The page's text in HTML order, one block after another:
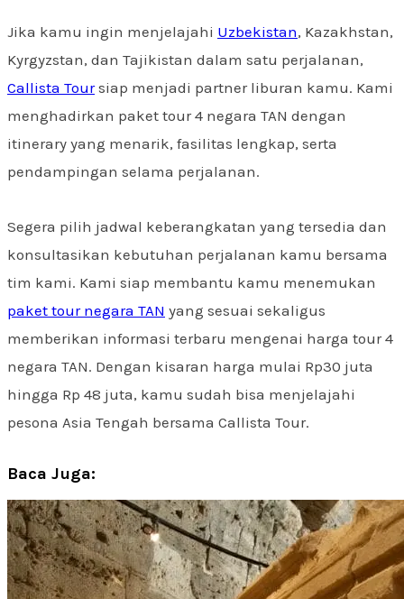
Jika kamu ingin menjelajahi Uzbekistan, Kazakhstan,
Kyrgyzstan, dan Tajikistan dalam satu perjalanan,
Callista Toursiap menjadi partner liburan kamu. Kami
menghadirkan paket tour 4 negara TAN dengan
itinerary yang menarik, fasilitas lengkap, serta
pendampingan selama perjalanan.
Segera pilih jadwal keberangkatan yang tersedia dan
konsultasikan kebutuhan perjalanan kamu bersama
tim kami. Kami siap membantu kamu menemukan
paket tour negara TAN yang sesuai sekaligus
memberikan informasi terbaru mengenai harga tour 4
negara TAN. Dengan kisaran harga mulai Rp30 juta
hingga Rp 48 juta, kamu sudah bisa menjelajahi
pesona Asia Tengah bersama Callista Tour.
Baca Juga: